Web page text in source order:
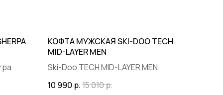
КОФТА МУЖСКАЯ SKI-DOO TECH
MID-LAYER MEN
Ski-Doo TECH MID-LAYER MEN
10 990 р.15 010р.